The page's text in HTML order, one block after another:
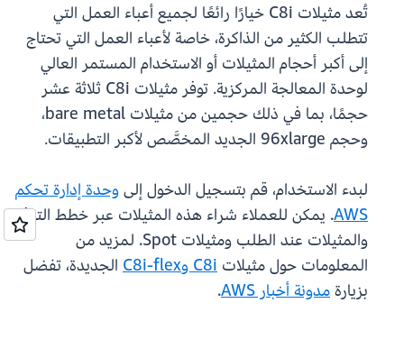
تُعد مثيلات C8i خيارًا رائعًا لجميع أعباء العمل التي
تتطلب الكثير من الذاكرة، خاصة لأعباء العمل التي تحتاج
إلى أكبر أحجام المثيلات أو الاستخدام المستمر العالي
لوحدة المعالجة المركزية. توفر مثيلات ‎C8i‎ ثلاثة عشر
حجمًا، بما في ذلك حجمين من مثيلات bare metal،
وحجم ‎96xlarge‎ الجديد المخصَّص لأكبر التطبيقات.
لبدء الاستخدام، قم بتسجيل الدخول إلىوحدة إدارة تحكم
AWS. يمكن للعملاء شراء هذه المثيلات عبر خطط التوفير
والمثيلات عند الطلب ومثيلات Spot. لمزيد من
المعلومات حول مثيلات C8i وC8i-flex
الجديدة، تفضل
بزيارةمدونة أخبار AWS .